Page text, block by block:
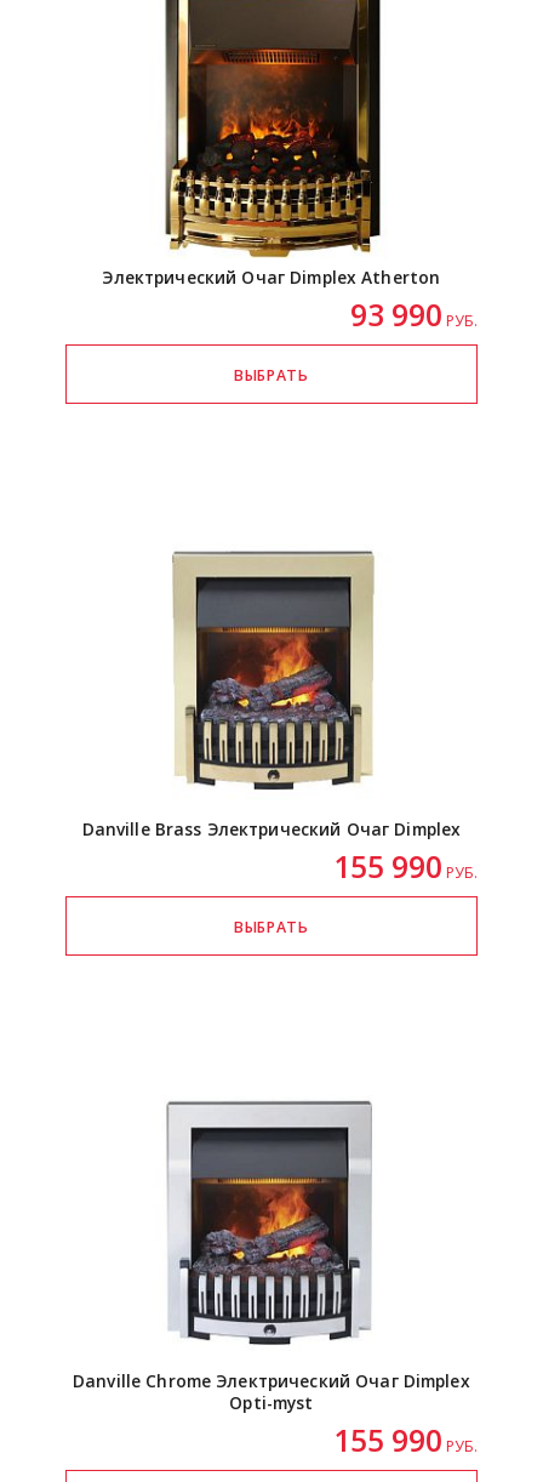
Электрический Очаг Dimplex Atherton
93 990 РУБ.
Danville Brass Электрический Очаг Dimplex
155 990 РУБ.
Danville Chrome Электрический Очаг Dimplex
Opti-myst
155 990 РУБ.